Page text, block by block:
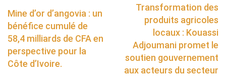
Mine d’or d’angovia : un
bénéfice cumulé de
58,4 milliards de CFA en
perspective pour la
Côte d’Ivoire.
Transformation des
produits agricoles
locaux : Kouassi
Adjoumani promet le
soutien gouvernement
aux acteurs du secteur